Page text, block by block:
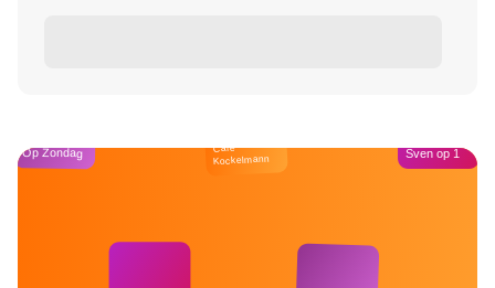
Op Zondag Café
Kockelmann Sven op 1